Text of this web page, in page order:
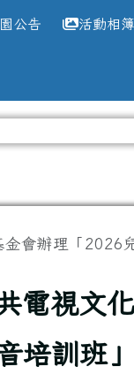
公告 活動相簿
會辦理「2026
電視文
培訓班